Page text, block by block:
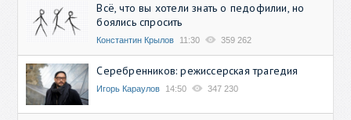
Всё, что вы хотели знать о педофилии, но
боялись спросить
Константин Крылов 11:30 359 262
Серебренников: режиссерская трагедия
Игорь Караулов 14:50 347 230